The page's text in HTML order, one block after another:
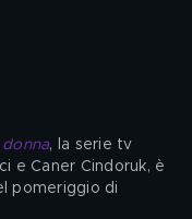
, la serie tv
e Caner Cindoruk, è
pomeriggio di